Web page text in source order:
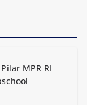
MPR RI